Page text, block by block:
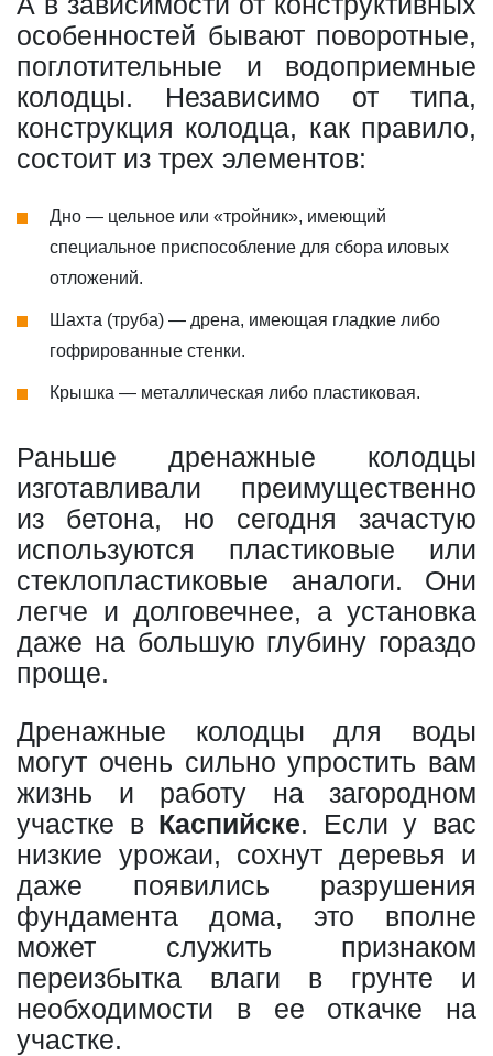
особенностей бывают поворотные,
поглотительные и водоприемные
колодцы. Независимо от типа,
конструкция колодца, как правило,
состоит из трех элементов:
Дно — цельное или «тройник», имеющий
специальное приспособление для сбора иловых
отложений.
Шахта (труба) — дрена, имеющая гладкие либо
гофрированные стенки.
Крышка — металлическая либо пластиковая.
Раньше дренажные колодцы
изготавливали преимущественно
из бетона, но сегодня зачастую
используются пластиковые или
стеклопластиковые аналоги. Они
легче и долговечнее, а установка
даже на большую глубину гораздо
проще.
Дренажные колодцы для воды
могут очень сильно упростить вам
жизнь и работу на загородном
участке в Каспийске. Если у вас
низкие урожаи, сохнут деревья и
даже появились разрушения
фундамента дома, это вполне
может служить признаком
переизбытка влаги в грунте и
необходимости в ее откачке на
участке.